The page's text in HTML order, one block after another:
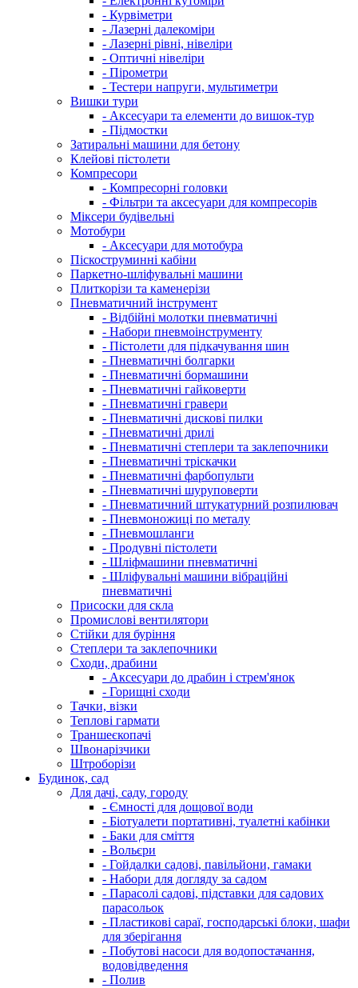
- Курвіметри
- Лазерні далекоміри
- Лазерні рівні, нівеліри
- Оптичні нівеліри
- Пірометри
- Тестери напруги, мультиметри
Вишки тури
- Аксесуари та елементи до вишок-тур
- Підмостки
Затиральні машини для бетону
Клейові пістолети
Компресори
- Компресорні головки
- Фільтри та аксесуари для компресорів
Міксери будівельні
Мотобури
- Аксесуари для мотобура
Піскоструминні кабіни
Паркетно-шліфувальні машини
Плиткорізи та каменерізи
Пневматичний інструмент
- Відбійні молотки пневматичні
- Набори пневмоінструменту
- Пістолети для підкачування шин
- Пневматичні болгарки
- Пневматичні бормашини
- Пневматичні гайковерти
- Пневматичні гравери
- Пневматичні дискові пилки
- Пневматичні дрилі
- Пневматичні степлери та заклепочники
- Пневматичні тріскачки
- Пневматичні фарбопульти
- Пневматичні шуруповерти
- Пневматичний штукатурний розпилювач
- Пневмоножиці по металу
- Пневмошланги
- Продувні пістолети
- Шліфмашини пневматичні
- Шліфувальні машини вібраційні
пневматичні
Присоски для скла
Промислові вентилятори
Стійки для буріння
Степлери та заклепочники
Сходи, драбини
- Аксесуари до драбин і стрем'янок
- Горищні сходи
Тачки, візки
Теплові гармати
Траншеєкопачі
Швонарізчики
Штроборізи
Будинок, сад
Для дачі, саду, городу
- Ємності для дощової води
- Біотуалети портативні, туалетні кабінки
- Баки для сміття
- Вольєри
- Гойдалки садові, павільйони, гамаки
- Набори для догляду за садом
- Парасолі садові, підставки для садових
парасольок
- Пластикові сараї, господарські блоки, шафи
для зберігання
- Побутові насоси для водопостачання,
водовідведення
- Полив